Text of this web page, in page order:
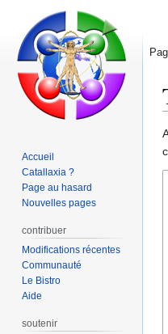
à
à
Accueil
Catallaxia ?
Page au hasard
Nouvelles pages
contribuer
Modifications récentes
Communauté
Le Bistro
Aide
soutenir